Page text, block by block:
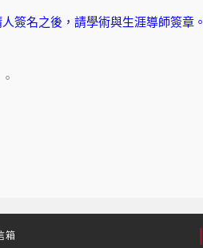
簽名之後，請學術與生涯導師簽章。
箱